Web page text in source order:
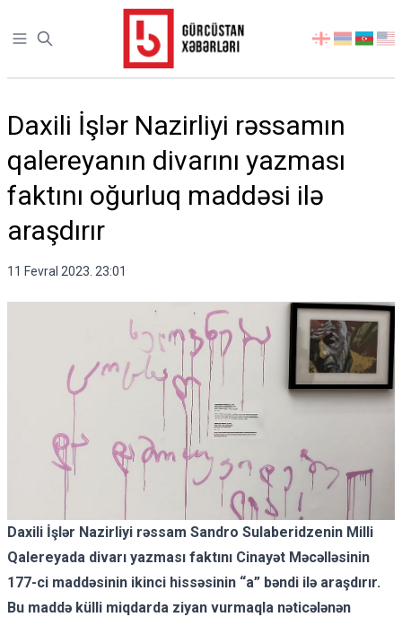
Open sidebar
აირჩიეთ
Daxili İşlər Nazirliyi rəssamın
qalereyanın divarını yazması
faktını oğurluq maddəsi ilə
araşdırır
11 Fevral 2023. 23:01
Daxili İşlər Nazirliyi rəssam Sandro Sulaberidzenin Milli
Qalereyada divarı yazması faktını Cinayət Məcəlləsinin
177-ci maddəsinin ikinci hissəsinin “a” bəndi ilə araşdırır.
Bu maddə külli miqdarda ziyan vurmaqla nəticələnən